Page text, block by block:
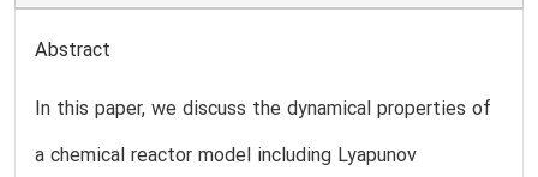
Abstract
In this paper, we discuss the dynamical properties of
a chemical reactor model including Lyapunov